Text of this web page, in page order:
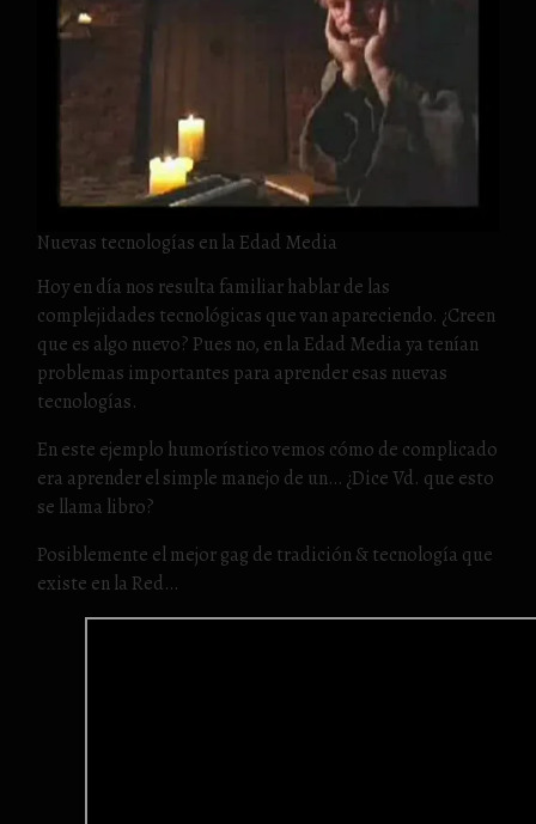
Nuevas tecnologías en la Edad Media
Hoy en día nos resulta familiar hablar de las
complejidades tecnológicas que van apareciendo. ¿Creen
que es algo nuevo? Pues no, en la Edad Media ya tenían
problemas importantes para aprender esas nuevas
tecnologías.
En este ejemplo humorístico vemos cómo de complicado
era aprender el simple manejo de un… ¿Dice Vd. que esto
se llama libro?
Posiblemente el mejor gag de tradición & tecnología que
existe en la Red…